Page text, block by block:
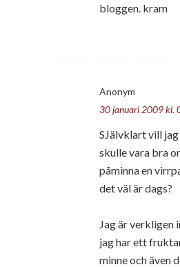
bloggen. kram
Anonym
30 januari 2009 kl.
SJälvklart vill
skulle vara bra
påminna en
det väl är dags?
Jag är verkligen
jag har ett
minne och även